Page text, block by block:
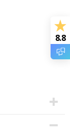
8.8